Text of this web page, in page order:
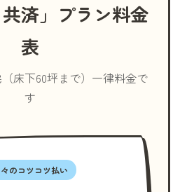
共済」プラン料金
表
床下60坪まで）一律料金で
す
のコツコツ払い